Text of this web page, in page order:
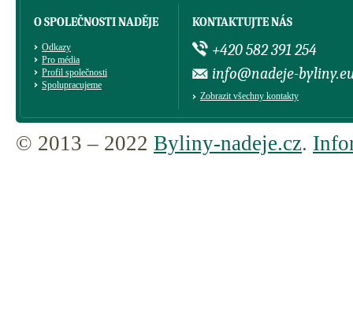
O SPOLEČNOSTI NADĚJE
Odkazy
Pro média
Profil společnosti
Spolupracujeme
KONTAKTUJTE NÁS
+420 582 391 254
info@nadeje-
Zobrazit všechny kontakty
© 2013 – 2022 Byliny-nadeje.cz.